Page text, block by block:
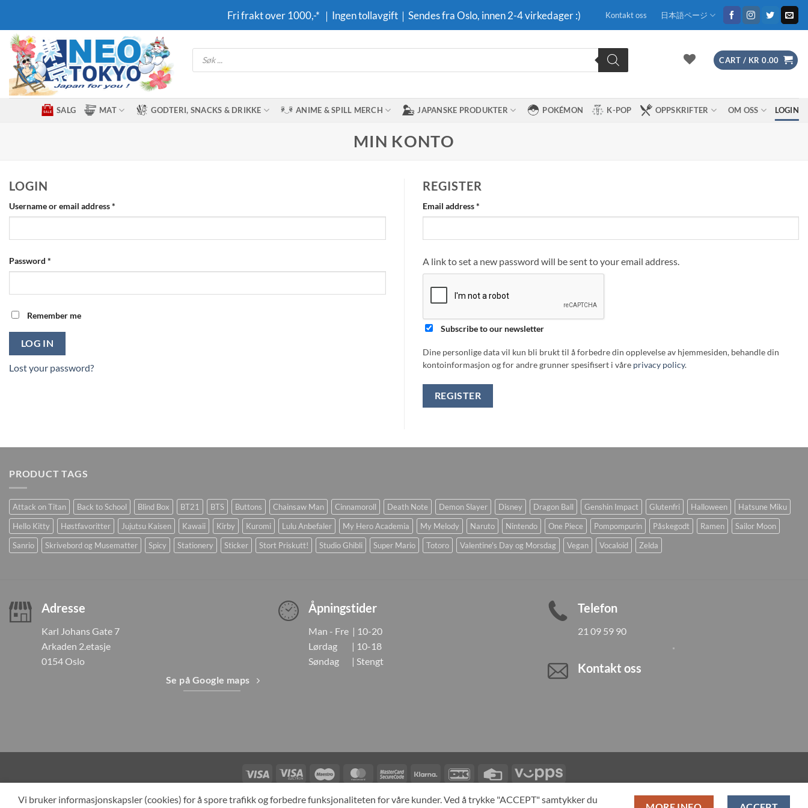
content
Fri frakt over 1000,-* ｜Ingen tollavgift｜Sendes fra Oslo, innen 2-4 virkedager :) Kontakt oss 日本語ページ
Products
search
CART / KR 0.00
SALG MAT GODTERI, SNACKS & DRIKKE ANIME & SPILL MERCH JAPANSKE PRODUKTER POKÉMON K-POP OPPSKRIFTER OM OSS LOGIN
MIN KONTO
LOGIN
Username or email address*
Password *
Remember me
LOG IN
Lost your password?
REGISTER
Email address*
A link to set a new password will be sent to your email address.
Subscribe to our newsletter
Dine personlige data vil kun bli brukt til å forbedre din opplevelse av hjemmesiden, behandle din
kontoinformasjon og for andre grunner spesifisert i våre privacy policy.
REGISTER
PRODUCT TAGS
Attack on Titan Back to School Blind Box BT21 BTS Buttons Chainsaw Man Cinnamoroll Death Note Demon Slayer Disney Dragon Ball Genshin Impact Glutenfri Halloween
Hatsune Miku
Hello Kitty
Høstfavoritter Jujutsu Kaisen Kawaii Kirby Kuromi Lulu Anbefaler My Hero Academia My Melody Naruto Nintendo One Piece Pompompurin Påskegodt Ramen
Sailor Moon
Sanrio
Skrivebord og Musematter Spicy Stationery Sticker Stort Priskutt! Studio Ghibli Super Mario Totoro Valentine's Day og Morsdag Vegan Vocaloid Zelda
Adresse
Karl Johans Gate 7
Arkaden 2.etasje
0154 Oslo
Se på Google maps
Åpningstider
Man - Fre | 10-20
Lørdag | 10-18
Søndag | Stengt
Telefon
21 09 59 90
Kontakt oss
Visa
Visa
Electron
Maestro MasterCardMasterCard
2
Klarna DanKort
Credit
Card
Vipps
TILBAKEKALLINGER KONTAKT OSS OM OSS SPESIALBESTILLING MIN KONTO ALL PRODUCTS
Vi bruker informasjonskapsler (cookies) for å spore trafikk og forbedre funksjonaliteten for våre kunder. Ved å trykke "ACCEPT" samtykker du